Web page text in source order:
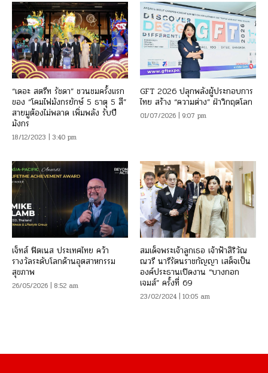
“เดอะ สตรีท รัชดา” ชวนชมครั้งแรก
ของ “โคมไฟมังกรยักษ์ 5 ธาตุ 5 สี”
สายมูต้องไม่พลาด เพิ่มพลัง รับปี
มังกร
18/12/2023 | 3:40 pm
GFT 2026 ปลุกพลังผู้ประกอบการ
ไทย สร้าง “ความต่าง” ฝ่าวิกฤตโลก
01/07/2026 | 9:07 pm
เจ็ทส์ ฟิตเนส ประเทศไทย คว้า
รางวัลระดับโลกด้านอุตสาหกรรม
สุขภาพ
26/05/2026 | 8:52 am
สมเด็จพระเจ้าลูกเธอ เจ้าฟ้าสิริวัณ
ณวรี นารีรัตนราชกัญญา เสด็จเป็น
องค์ประธานเปิดงาน “บางกอก
เจมส์” ครั้งที่ 69
23/02/2024 | 10:05 am